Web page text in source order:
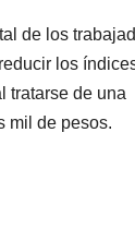
de los
los
tratarse de una
mil de pesos.